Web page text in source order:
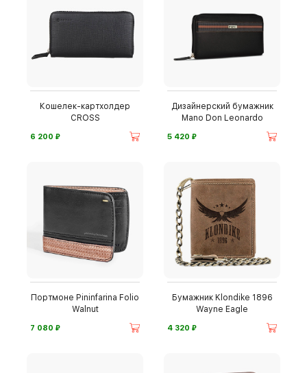
Кошелек-картхолдер
CROSS
6 200 ⃏
Дизайнерский бумажник
Mano Don Leonardo
5 420 ⃏
Портмоне Pininfarina Folio
Walnut
7 080 ⃏
Бумажник Klondike 1896
Wayne Eagle
4 320 ⃏